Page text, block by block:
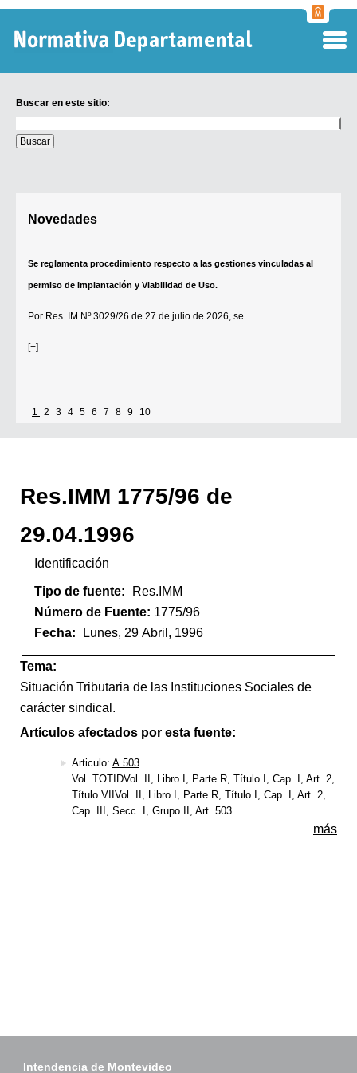
Buscar en este sitio:
en
este
sitio:
Novedades
Se reglamenta procedimiento respecto a las gestiones vinculadas al
permiso de Implantación y Viabilidad de Uso.
Por Res. IM Nº 3029/26 de 27 de julio de 2026, se...
[+]
1 2 3 4 5 6 7 8 9 10
Res.IMM 1775/96 de
29.04.1996
Identificación
Tipo de fuente:
Res.IMM
Número de Fuente: 1775/96
Fecha:
Lunes, 29 Abril, 1996
Tema:
Situación Tributaria de las Instituciones Sociales de
carácter sindical.
Artículos afectados por esta fuente:
Articulo: A.503
Vol. TOTIDVol. II, Libro I, Parte R, Título I, Cap. I, Art. 2,
Título VIIVol. II, Libro I, Parte R, Título I, Cap. I, Art. 2,
Cap. III, Secc. I, Grupo II, Art. 503
más
Intendencia de Montevideo